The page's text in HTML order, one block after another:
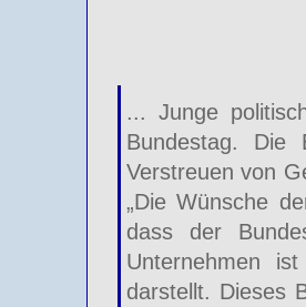
... Junge
Bundestag. Die
Verstreuen von
„Die Wünsche
dass der
Unternehmen
darstellt. Dieses